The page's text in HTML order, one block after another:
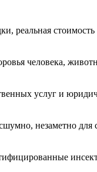
реальная
человека,
услуг и
незаметно для